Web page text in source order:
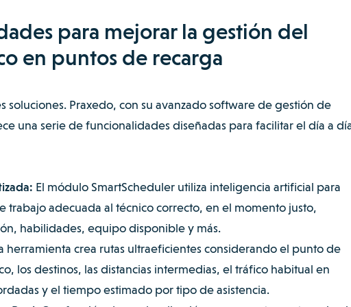
para mejorar la gestión del
en puntos de recarga
soluciones. Praxedo, con su avanzado software de gestión de
una serie de funcionalidades diseñadas para facilitar el día a
El módulo SmartSchedulerutiliza inteligencia artificial para
trabajo adecuada al técnico correcto, en el momento justo,
habilidades, equipo disponible y más.
herramienta crea rutas ultraeficientes considerando el punto de
los destinos, las distancias intermedias, el tráfico habitual en
y el tiempo estimado por tipo de asistencia.